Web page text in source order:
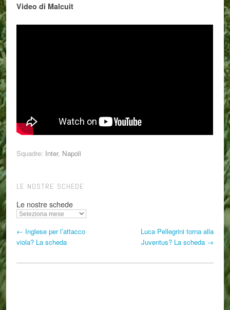
Video di Malcuit
Squadre: Inter, Napoli
LE NOSTRE SCHEDE
Le nostre schede
← Inglese per l’attacco
viola? La scheda
Luca Pellegrini torna alla
Juventus? La scheda →